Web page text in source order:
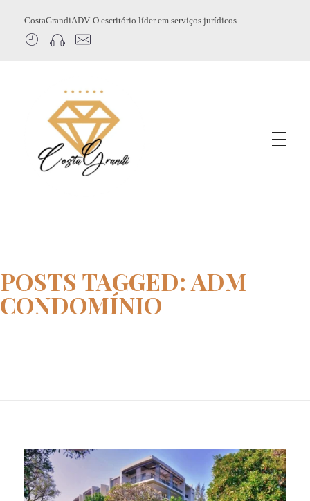
CostaGrandiADV. O escritório líder em serviços jurídicos
POSTS TAGGED: ADM
CONDOMÍNIO